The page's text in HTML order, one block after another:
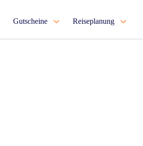
Gutscheine Reiseplanung